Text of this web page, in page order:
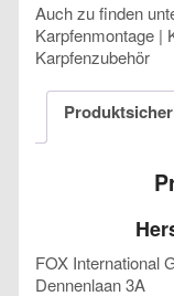
Auch zu finden
Karpfenmontage |
Karpfenzubehör
FOX International
Dennenlaan 3A